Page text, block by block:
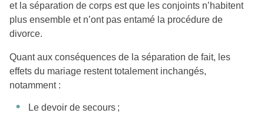
et la séparation de corps est que les conjoints n’habitent
plus ensemble et n’ont pas entamé la procédure de
divorce.
Quant aux conséquences de la séparation de fait, les
effets du mariage restent totalement inchangés,
notamment :
Le devoir de secours ;